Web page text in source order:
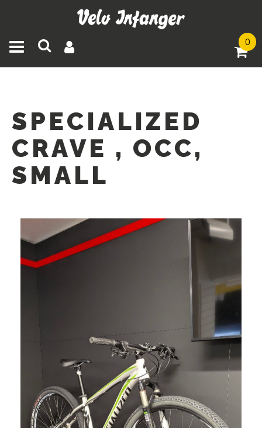
Toggle navigation 0
SPECIALIZED
CRAVE , OCC,
SMALL